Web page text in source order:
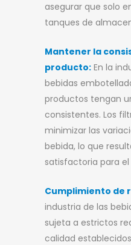
asegurar que solo
tanques de
Mantener la
producto: En la
bebidas
productos tengan
consistentes. Los
minimizar las
bebida, lo que
satisfactoria para
Cumplimiento de
industria de las
sujeta a estrictos
calidad